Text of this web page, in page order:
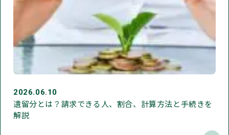
2026.06.10
遺留分とは？請求できる人、割合、計算方法と手続きを
解説